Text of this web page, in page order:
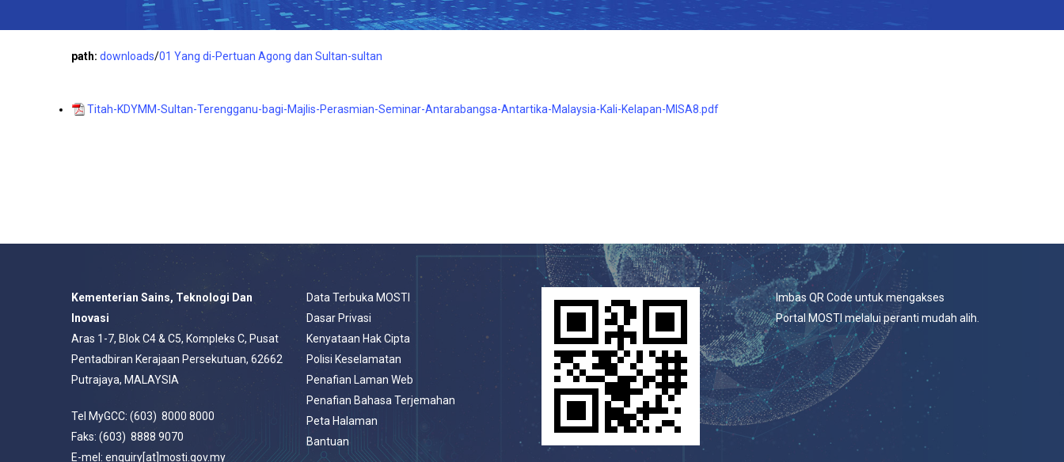
path: downloads/01 Yang di-Pertuan Agong dan Sultan-sultan
Titah-KDYMM-Sultan-Terengganu-bagi-Majlis-Perasmian-Seminar-Antarabangsa-Antartika-Malaysia-Kali-Kelapan-MISA8.pdf
Kementerian Sains, Teknologi Dan
Inovasi
Aras 1-7, Blok C4 & C5, Kompleks C, Pusat
Pentadbiran Kerajaan Persekutuan, 62662
Putrajaya, MALAYSIA
Tel MyGCC: (603) 8000 8000
Faks: (603) 8888 9070
E-mel: enquiry[at]mosti.gov.my
Data Terbuka MOSTI
Dasar Privasi
Kenyataan Hak Cipta
Polisi Keselamatan
Penafian Laman Web
Penafian Bahasa Terjemahan
Peta Halaman
Bantuan
Imbas QR Code untuk mengakses
Portal MOSTI melalui peranti mudah alih.